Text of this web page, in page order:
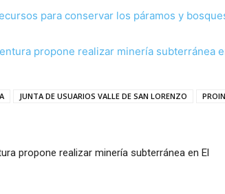
para conservar los páramos y
propone realizar minería subterránea
JUNTA DE USUARIOS VALLE DE SAN LORENZO
propone realizar minería subterránea en El